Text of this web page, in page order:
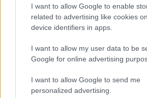
I want to allow Google to enable
related to advertising like cookies
device identifiers in apps.
I want to allow my user data to be
Google for online advertising
I want to allow Google to send me
personalized advertising.
környezetvédelem,mohu ,Mosolyra váltó,
Alapítvány,repont,SOS Gyermekfalvak,
Milyen cipőt válasszunk a
– hasznos tanácsok a
2026.05.28. Támogatott Tartalom